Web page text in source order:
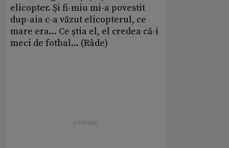
elicopter. Şi fi-miu mi-a povestit
dup-aia c-a văzut elicopterul, ce
mare era... Ce ştia el, el credea că-i
meci de fotbal... (Râde)